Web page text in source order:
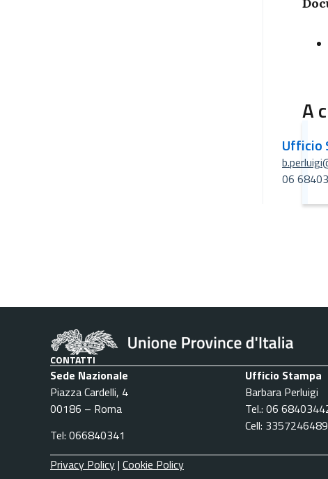
A
Ufficio
06
CONTATTI
Sede Nazionale
Piazza Cardelli, 4
00186 – Roma
Tel: 066840341
Ufficio Stampa
Barbara Perluigi
Tel.: 06
Cell: 3357246489
Privacy Policy| Cookie Policy